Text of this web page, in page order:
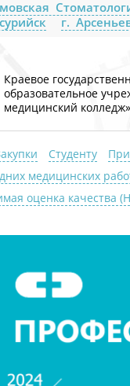
г.
Краевое
образовательное
медицинский колледж»
Студенту
медицинских
оценка качества